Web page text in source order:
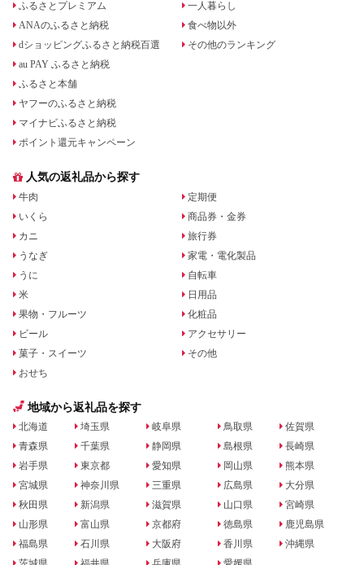
ふるさとプレミアム
ANAのふるさと納税
dショッピングふるさと納税百選
au PAY ふるさと納税
ふるさと本舗
ヤフーのふるさと納税
マイナビふるさと納税
ポイント還元キャンペーン
一人暮らし
食べ物以外
その他のランキング
人気の返礼品から探す
牛肉
いくら
カニ
うなぎ
うに
米
果物・フルーツ
ビール
菓子・スイーツ
おせち
定期便
商品券・金券
旅行券
家電・電化製品
自転車
日用品
化粧品
アクセサリー
その他
地域から返礼品を探す
北海道
青森県
岩手県
宮城県
秋田県
山形県
福島県
埼玉県
千葉県
東京都
神奈川県
新潟県
富山県
石川県
岐阜県
静岡県
愛知県
三重県
滋賀県
京都府
大阪府
鳥取県
島根県
岡山県
広島県
山口県
徳島県
香川県
佐賀県
長崎県
熊本県
大分県
宮崎県
鹿児島県
沖縄県